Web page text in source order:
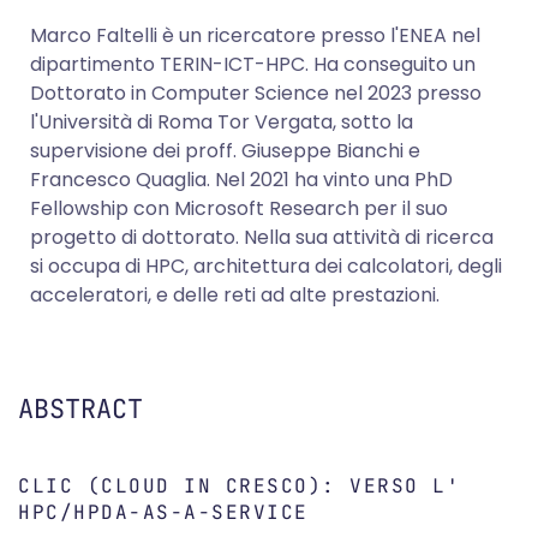
Marco Faltelli è un ricercatore presso l'ENEA nel
dipartimento TERIN-ICT-HPC. Ha conseguito un
Dottorato in Computer Science nel 2023 presso
l'Università di Roma Tor Vergata, sotto la
supervisione dei proff. Giuseppe Bianchi e
Francesco Quaglia. Nel 2021 ha vinto una PhD
Fellowship con Microsoft Research per il suo
progetto di dottorato. Nella sua attività di ricerca
si occupa di HPC, architettura dei calcolatori, degli
acceleratori, e delle reti ad alte prestazioni.
ABSTRACT
CLIC (CLOUD IN CRESCO): VERSO L'
HPC/HPDA-AS-A-SERVICE